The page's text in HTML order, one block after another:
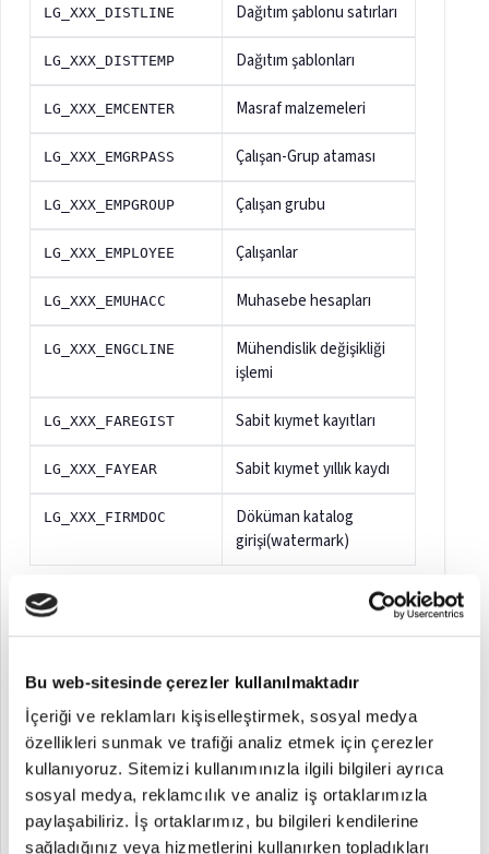
Bu web-sitesinde çerezler kullanılmaktadır
İçeriği ve reklamları kişiselleştirmek, sosyal medya
özellikleri sunmak ve trafiği analiz etmek için çerezler
kullanıyoruz. Sitemizi kullanımınızla ilgili bilgileri ayrıca
sosyal medya, reklamcılık ve analiz iş ortaklarımızla
paylaşabiliriz. İş ortaklarımız, bu bilgileri kendilerine
sağladığınız veya hizmetlerini kullanırken topladıkları
LG_XXX_DISTLINE Dağıtım şablonu satırları
LG_XXX_DISTTEMP Dağıtım şablonları
LG_XXX_EMCENTER Masraf malzemeleri
LG_XXX_EMGRPASS Çalışan-Grup ataması
LG_XXX_EMPGROUP Çalışan grubu
LG_XXX_EMPLOYEE Çalışanlar
LG_XXX_EMUHACC Muhasebe hesapları
LG_XXX_ENGCLINE
Mühendislik değişikliği
işlemi
LG_XXX_FAREGIST Sabit kıymet kayıtları
LG_XXX_FAYEAR Sabit kıymet yıllık kaydı
LG_XXX_FIRMDOC
Döküman katalog
girişi(watermark)
Tablo adı Açıklama
Malzeme-Ambar bilgileri
LG_XXX_ITEMS Malzemeler